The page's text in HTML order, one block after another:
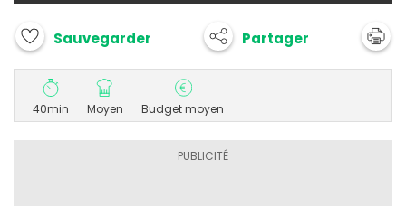
Sauvegarder Partager
40min Moyen Budget moyen